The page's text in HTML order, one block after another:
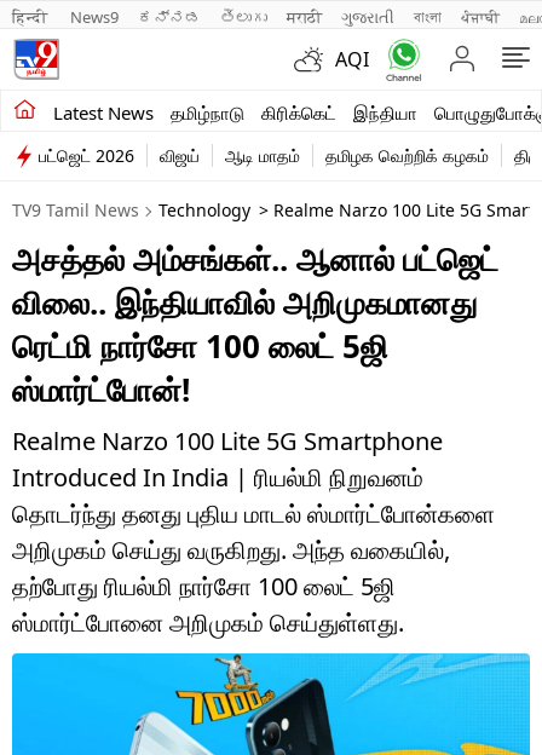
हिन्दी News9 ಕನ್ನಡ తెలుగు मराठी ગુજરાતી বাংলা ਪੰਜਾਬੀ
AQI
Latest News தமிழ்நாடு கிரிக்கெட் இந்தியா
சமீபத்திய செய்திகள்
தமிழ்நாடு
இந்தியா
உலகம்
விளையாட்டு
பொழுதுபோக்கு
லைஃப்ஸ்டைல்
வணிகம்
டெக்னாலஜி
ஆன்மீகம்
வைரல்
பட்ஜெட் 2026 விஜய் ஆடி மாதம் தமிழக வெற்றிக் கழகம்
TV9 Tamil News Technology > Realme Narzo 100 Lite 5G
அசத்தல் அம்சங்கள்.. ஆனால் பட்ஜெட்
விலை.. இந்தியாவில் அறிமுகமானது
ரெட்மி நார்சோ 100 லைட் 5ஜி
ஸ்மார்ட்போன்!
Realme Narzo 100 Lite 5G Smartphone
Introduced In India | ரியல்மி நிறுவனம்
தொடர்ந்து தனது புதிய மாடல் ஸ்மார்ட்போன்களை
அறிமுகம் செய்து வருகிறது. அந்த வகையில்,
தற்போது ரியல்மி நார்சோ 100 லைட் 5ஜி
ஸ்மார்ட்போனை அறிமுகம் செய்துள்ளது.